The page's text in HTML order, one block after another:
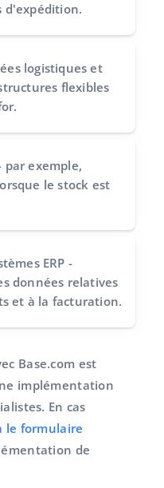
d'expédition.
logistiques et
flexibles
exemple,
le stock est
ERP -
données relatives
et à la facturation.
Base.com est
implémentation
En cas
le formulaire
de